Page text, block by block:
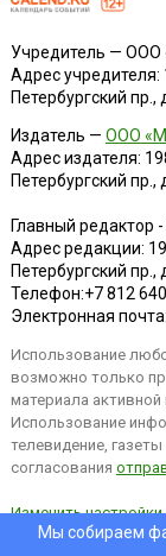
Учредитель — ООО
Адрес учредителя:
Петербургский пр.,
Издатель — ООО
Адрес издателя:
Петербургский пр.,
Главный редактор
Адрес редакции:
Петербургский пр.,
Телефон:+7 812
Электронная почта:
Использование
возможно только
материала активной
Использование
телевидение, газеты
согласования
Изменить
EEA).Мы собираем